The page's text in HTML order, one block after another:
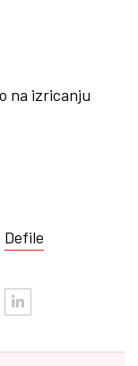
na izricanju
Defile